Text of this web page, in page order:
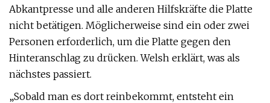
Abkantpresse und alle anderen Hilfskräfte die Platte
nicht betätigen. Möglicherweise sind ein oder zwei
Personen erforderlich, um die Platte gegen den
Hinteranschlag zu drücken. Welsh erklärt, was als
nächstes passiert.
„Sobald man es dort reinbekommt, entsteht ein